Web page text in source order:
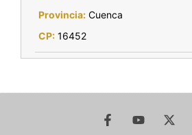
Provincia: Cuenca
CP: 16452